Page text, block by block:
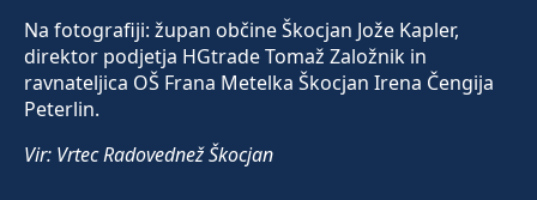
Na fotografiji: župan občine Škocjan Jože Kapler,
direktor podjetja HGtrade Tomaž Založnik in
ravnateljica OŠ Frana Metelka Škocjan Irena Čengija
Peterlin.
Vir: Vrtec Radovednež Škocjan